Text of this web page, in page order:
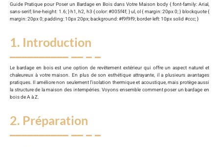
Guide Pratique pour Poser un Bardage en Bois dans Votre Maison body { font-family: Arial,
sans-serif; line-height: 1.6; } h1, h2, h3 { color: #005f4f; } ul, ol { margin: 20px 0; } blockquote {
margin: 20px 0; padding: 10px 20px; background: #f9f9f9; border-left: 10px solid #ccc; }
1. Introduction
Le bardage en bois est une option de revêtement extérieur qui offre un aspect naturel et
chaleureux à votre maison. En plus de son esthétique attrayante, il a plusieurs avantages
pratiques. Il améliore non seulement l’isolation thermique et acoustique, mais protège aussi
la structure de la maison des intempéries. Voyons ensemble comment poser un bardage en
bois de A à Z.
2. Préparation